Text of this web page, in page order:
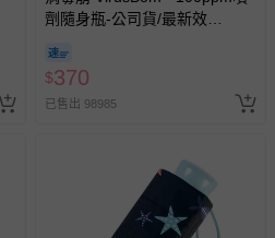
劑隨身瓶-公司貨/最新效
$370
已售出 98985